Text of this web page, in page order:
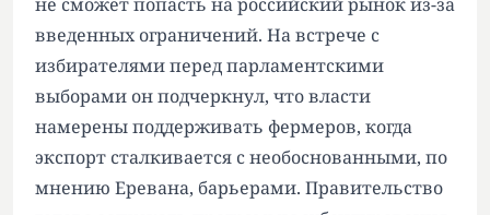
введенных ограничений. На встрече с
избирателями перед парламентскими
выборами он подчеркнул, что власти
намерены поддерживать фермеров, когда
экспорт сталкивается с необоснованными, по
мнению Еревана, барьерами. Правительство